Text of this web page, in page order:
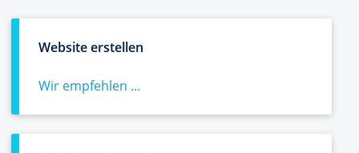
Website erstellen
Wir empfehlen ...